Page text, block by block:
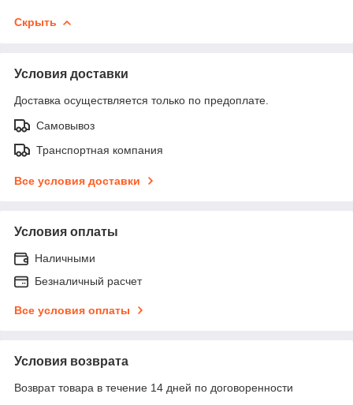
Скрыть
Условия доставки
Доставка осуществляется только по предоплате.
Самовывоз
Транспортная компания
Все условия доставки
Условия оплаты
Наличными
Безналичный расчет
Все условия оплаты
Условия возврата
Возврат товара в течение 14 дней по договоренности